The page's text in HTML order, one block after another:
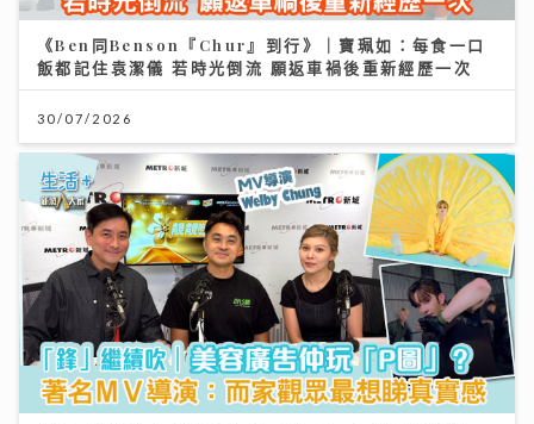
《Ben同Benson『Chur』到行》｜寶珮如：每食一口
飯都記住袁潔儀 若時光倒流 願返車禍後重新經歷一次
30/07/2026